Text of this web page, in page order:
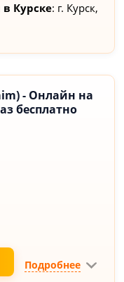
Курске: г. Курск,
- Онлайн на
бесплатно
Подробнее